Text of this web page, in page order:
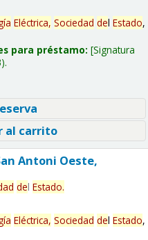
Eléctrica, Sociedad del Estado,
para préstamo: Signatura
al carrito
Antoni Oeste,
del Estado.
Eléctrica, Sociedad del Estado,